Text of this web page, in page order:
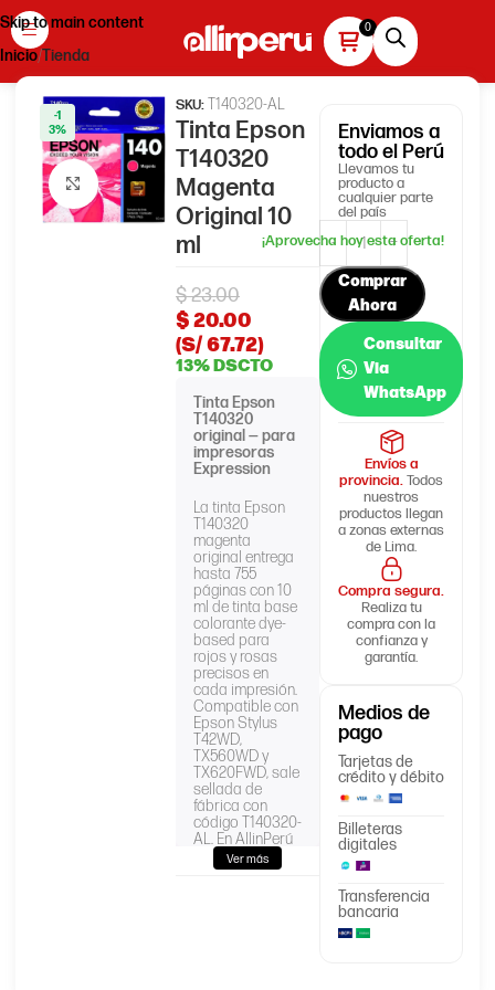
Skip to main content
Inicio Tienda
-1
3%
Haga clic para ampliar
SKU:T140320-AL
Tinta Epson
T140320
Magenta
Original 10
ml
$23.00
$20.00
(S/ 67.72)
13% DSCTO
Tinta Epson
T140320
original — para
impresoras
Expression
La tinta Epson
T140320
magenta
original entrega
hasta 755
páginas con 10
ml de tinta base
colorante dye-
based para
rojos y rosas
precisos en
cada impresión.
Compatible con
Epson Stylus
T42WD,
TX560WD y
TX620FWD, sale
sellada de
fábrica con
código T140320-
AL. En AllinPerú
recibe su pedido
en 2 días
Ver más
Enviamos a
todo el Perú
Llevamos tu
producto a
cualquier parte
del país
Comprar
Ahora
Consultar
Via
WhatsApp
Envíos a
provincia.Todos
nuestros
productos llegan
a zonas externas
de Lima.
Compra segura.
Realiza tu
compra con la
confianza y
garantía.
Medios de
pago
Tarjetas de
crédito y débito
Billeteras
digitales
Transferencia
bancaria